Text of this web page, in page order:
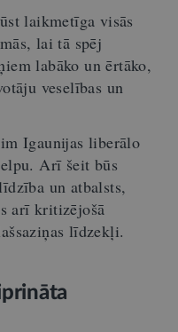
laikmetīga visās
lai tā spēj
labāko un ērtāko,
veselības un
Igaunijas liberālo
Arī šeit būs
un atbalsts,
arī kritizējošā
līdzekļi.